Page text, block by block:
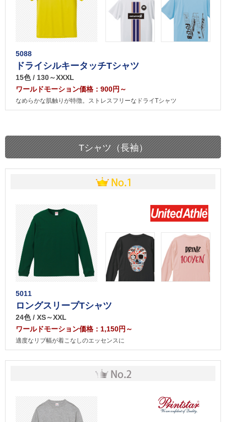
5088
ドライシルキータッチTシャツ
15色 / 130～XXXL
ワールドモーション価格：900円～
なめらかな肌触りが特徴。ストレスフリーなドライTシャツ
Tシャツ（長袖）
5011
ロングスリーブTシャツ
24色 / XS～XXL
ワールドモーション価格：1,150円～
適度なリブ幅が着こなしのエッセンスに